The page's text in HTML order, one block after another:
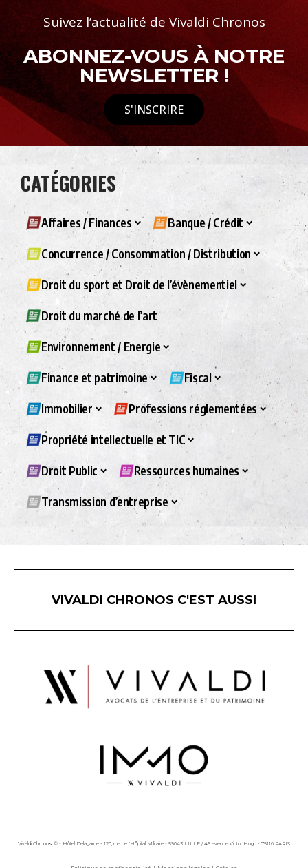
Suivez l’actualité de Vivaldi Chronos
ABONNEZ-VOUS À NOTRE
NEWSLETTER !
S'INSCRIRE
CATÉGORIES
Affaires / Finances Banque / Crédit
Concurrence / Consommation / Distribution
Droit du sport et Droit de l’évènementiel
Droit du marché de l’art
Environnement / Energie
Finance et patrimoine Fiscal
Immobilier Professions réglementées
Propriété intellectuelle et TIC
Droit Public Ressources humaines
Transmission d’entreprise
VIVALDI CHRONOS C'EST AUSSI
Vivaldi Chronos © - Hôtel Delagarde - 120, rue de l'Hôpital Militaire - 59043 LILLE / 45 avenue Victor Hugo - 75116 PARIS